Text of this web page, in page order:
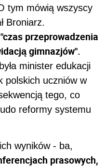
tym mówią wszyscy
Broniarz.
przeprowadzenia
gimnazjów".
minister edukacji
polskich uczniów w
tego, co
reformy systemu
wyników - ba,
prasowych,